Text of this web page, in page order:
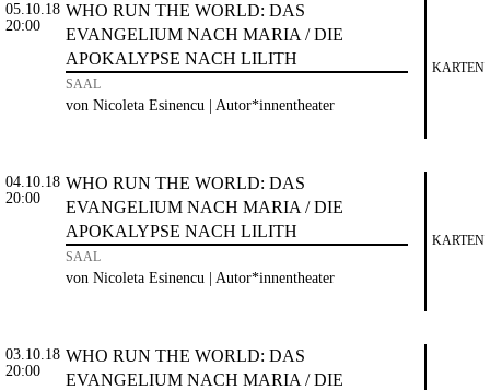
05.10.18
20:00
WHO RUN THE WORLD: DAS
EVANGELIUM NACH MARIA / DIE
APOKALYPSE NACH LILITH
SAAL
von Nicoleta Esinencu | Autor*innentheater
KARTEN
04.10.18
20:00
WHO RUN THE WORLD: DAS
EVANGELIUM NACH MARIA / DIE
APOKALYPSE NACH LILITH
SAAL
von Nicoleta Esinencu | Autor*innentheater
KARTEN
03.10.18
20:00
WHO RUN THE WORLD: DAS
EVANGELIUM NACH MARIA / DIE